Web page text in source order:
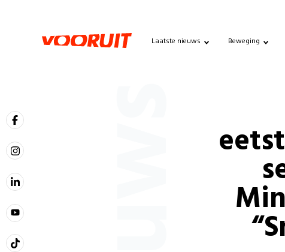
Laatste nieuws Beweging